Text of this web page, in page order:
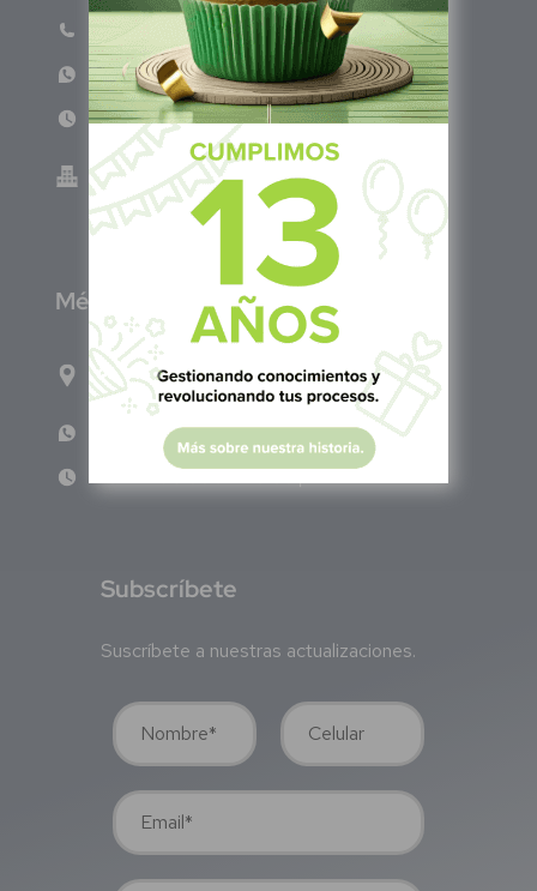
Teléfono: +503 6986 1402
WhatsApp: +503 7687 3923
Lun - Vie 8:00am - 5:00pm
Green Know S.A de C.V - El Salvador 0614-
220118-102-0
México
Calle Pitágoras 234, Col. Narvarte Poniente,
Alcaldía Benito Juárez, C.P. 03020, CDMX
WhatsApp: +52 1 331 407 6342
Lun - Vie 8:00 am - 5:00 pm
Subscríbete
Suscríbete a nuestras actualizaciones.